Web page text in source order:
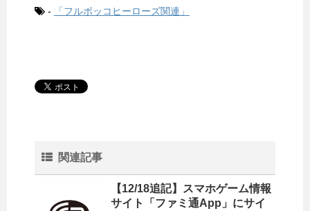
- 「フルボッコヒーローズ関連」
関連記事
【12/18追記】スマホゲーム情報
サイト「ファミ通App」にサイ